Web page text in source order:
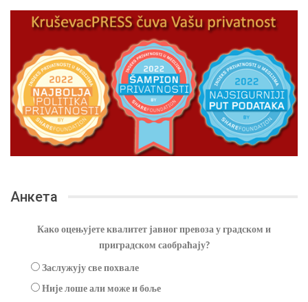
Анкета
Како оцењујете квалитет јавног превоза у градском и
приградском саобраћају?
Заслужују све похвале
Није лоше али може и боље